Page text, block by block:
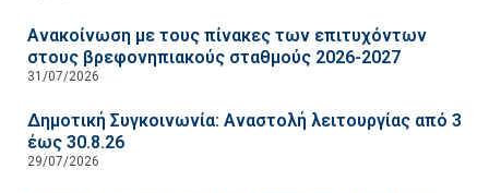
Ανακοίνωση με τους πίνακες των επιτυχόντων
στους βρεφονηπιακούς σταθμούς 2026-2027
31/07/2026
Δημοτική Συγκοινωνία: Αναστολή λειτουργίας από 3
έως 30.8.26
29/07/2026